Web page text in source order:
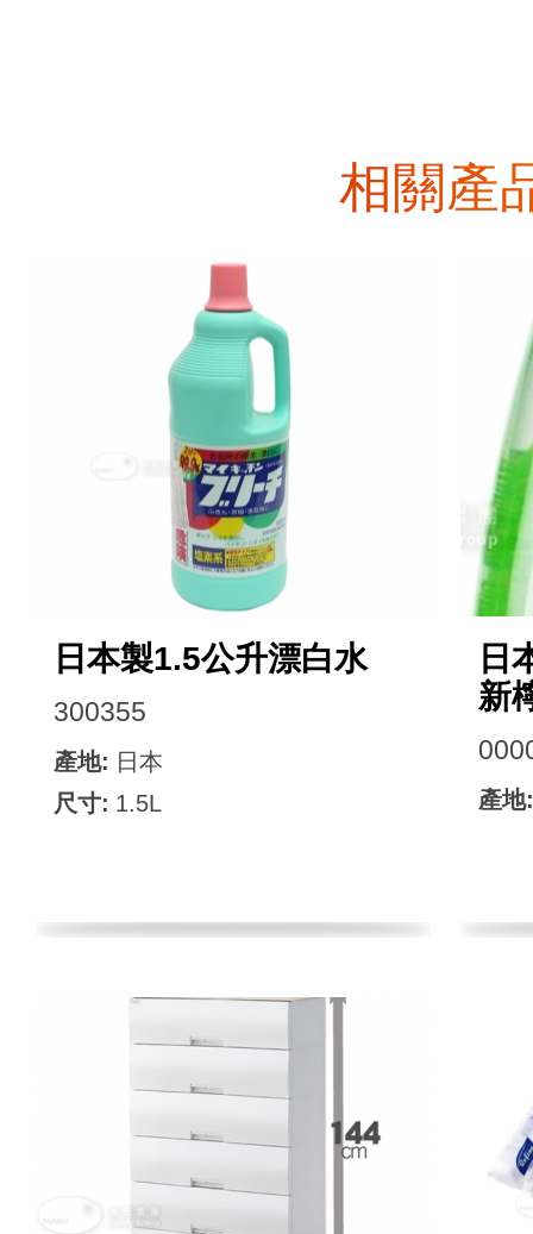
相關產
日本製1.5公升漂白水
300355
產地: 日本
尺寸: 1.5L
日
新
產地: